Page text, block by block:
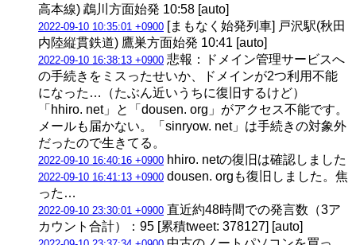
高本線) 鵡川方面始発 10:58 [auto]
2022-09-10 10:35:01 +0900 [まもなく始発列車] 戸沢駅(秋田
内陸縦貫鉄道) 鷹巣方面始発 10:41 [auto]
2022-09-10 16:38:13 +0900 悲報：ドメイン管理サービスへ
の手続きをミスったせいか、ドメインが2つ利用不能
になった…（たぶん近いうちに復旧するけど）
「hhiro. net」と「dousen. org」がアクセス不能です。
メールも届かない。「sinryow. net」は手続きの対象外
だったので生きてる。
2022-09-10 16:40:16 +0900 hhiro. netの復旧は確認しました
2022-09-10 16:41:13 +0900 dousen. orgも復旧しました。焦
った…
2022-09-10 23:30:01 +0900 直近約48時間での発言数（3ア
カウント合計）：95 [累積tweet: 378127] [auto]